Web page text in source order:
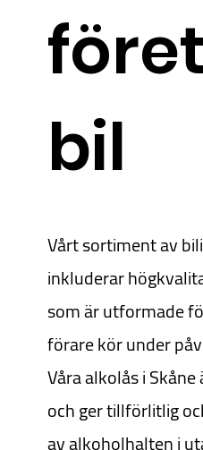
bil
Vårt sortiment av
inkluderar
som är utformade
förare kör under
Våra alkolås i
och ger tillförlitlig
av alkoholhalten i